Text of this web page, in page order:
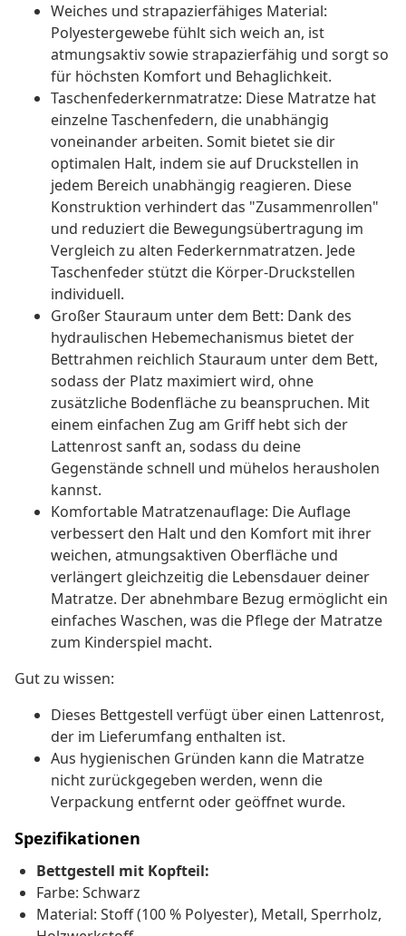
Weiches und strapazierfähiges Material:
Polyestergewebe fühlt sich weich an, ist
atmungsaktiv sowie strapazierfähig und sorgt so
für höchsten Komfort und Behaglichkeit.
Taschenfederkernmatratze: Diese Matratze hat
einzelne Taschenfedern, die unabhängig
voneinander arbeiten. Somit bietet sie dir
optimalen Halt, indem sie auf Druckstellen in
jedem Bereich unabhängig reagieren. Diese
Konstruktion verhindert das "Zusammenrollen"
und reduziert die Bewegungsübertragung im
Vergleich zu alten Federkernmatratzen. Jede
Taschenfeder stützt die Körper-Druckstellen
individuell.
Großer Stauraum unter dem Bett: Dank des
hydraulischen Hebemechanismus bietet der
Bettrahmen reichlich Stauraum unter dem Bett,
sodass der Platz maximiert wird, ohne
zusätzliche Bodenfläche zu beanspruchen. Mit
einem einfachen Zug am Griff hebt sich der
Lattenrost sanft an, sodass du deine
Gegenstände schnell und mühelos herausholen
kannst.
Komfortable Matratzenauflage: Die Auflage
verbessert den Halt und den Komfort mit ihrer
weichen, atmungsaktiven Oberfläche und
verlängert gleichzeitig die Lebensdauer deiner
Matratze. Der abnehmbare Bezug ermöglicht ein
einfaches Waschen, was die Pflege der Matratze
zum Kinderspiel macht.
Gut zu wissen:
Dieses Bettgestell verfügt über einen Lattenrost,
der im Lieferumfang enthalten ist.
Aus hygienischen Gründen kann die Matratze
nicht zurückgegeben werden, wenn die
Verpackung entfernt oder geöffnet wurde.
Spezifikationen
Bettgestell mit Kopfteil:
Farbe: Schwarz
Material: Stoff (100 % Polyester), Metall, Sperrholz,